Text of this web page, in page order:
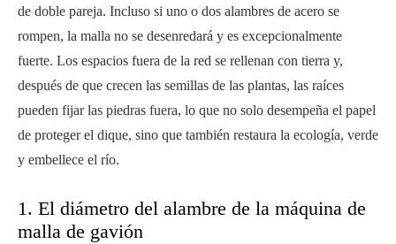
de doble pareja. Incluso si uno o dos alambres de acero se
rompen, la malla no se desenredará y es excepcionalmente
fuerte. Los espacios fuera de la red se rellenan con tierra y,
después de que crecen las semillas de las plantas, las raíces
pueden fijar las piedras fuera, lo que no solo desempeña el papel
de proteger el dique, sino que también restaura la ecología, verde
y embellece el río.
1. El diámetro del alambre de la máquina de
malla de gavión